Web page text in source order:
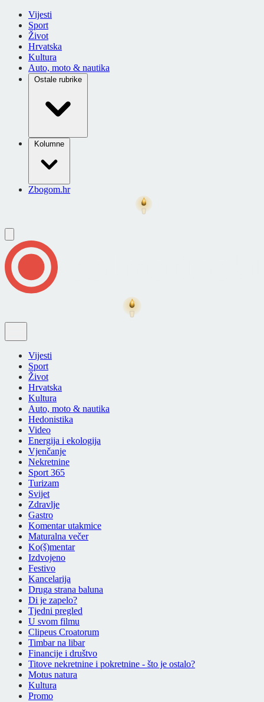
Vijesti
Sport
Život
Hrvatska
Kultura
Auto, moto & nautika
Ostale rubrike
Kolumne
Zbogom.hr
Vijesti
Sport
Život
Hrvatska
Kultura
Auto, moto & nautika
Hedonistika
Video
Energija i ekologija
Vjenčanje
Nekretnine
Sport 365
Turizam
Svijet
Zdravlje
Gastro
Komentar utakmice
Maturalna večer
Ko(š)mentar
Izdvojeno
Festivo
Kancelarija
Druga strana baluna
Di je zapelo?
Tjedni pregled
U svom filmu
Clipeus Croatorum
Timbar na libar
Financije i društvo
Titove nekretnine i pokretnine - što je ostalo?
Motus natura
Kultura
Promo